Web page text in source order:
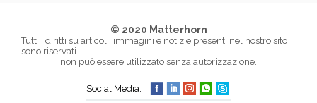
© 2020 Matterhorn
Tutti i diritti su articoli, immagini e notizie presenti nel nostro sito
sono riservati.
non può essere utilizzato senza autorizzazione.
Social Media: